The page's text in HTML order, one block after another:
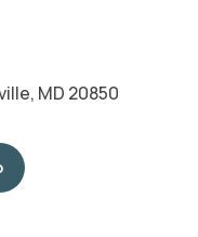
MD 20850